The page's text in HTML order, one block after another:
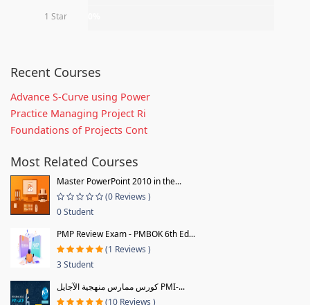
1 Star
Recent Courses
Advance S-Curve using Power
Practice Managing Project Ri
Foundations of Projects Cont
Most Related Courses
Master PowerPoint 2010 in the...
(0 Reviews )
0 Student
PMP Review Exam - PMBOK 6th Ed...
(1 Reviews )
3 Student
كورس ممارس منهجية الآجايل PMI-...
(10 Reviews )